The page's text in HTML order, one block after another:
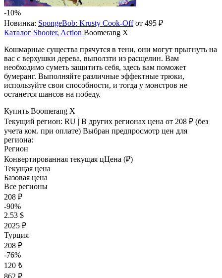
-10%
Новинка: SpongeBob: Krusty Cook-Offот 495 ₽
Каталог Shooter, Action Boomerang X
Кошмарные существа прячутся в тени, они могут прыгнуть на
вас с верхушки дерева, выползти из расщелин. Вам
необходимо суметь защитить себя, здесь вам поможет
бумеранг. Выполняйте различные эффектные трюки,
используйте свои способности, и тогда у монстров не
останется шансов на победу.
Купить Boomerang X
Текущий регион: RU | В других регионах цена от 208 ₽ (без
учета ком. при оплате) Выбран предпросмотр цен для
региона:
Регион
Конвертированная текущая цЦена (₽)
Текущая цена
Базовая цена
Все регионы
208 ₽
-90%
2.53 $
2025 ₽
Турция
208 ₽
-76%
120 ₺
862 ₽